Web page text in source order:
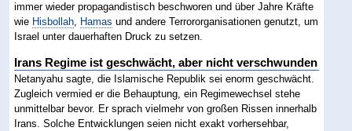
immer wieder propagandistisch beschworen und über Jahre Kräfte
wie Hisbollah Hamas und andere Terrororganisationen genutzt, um
Israel unter dauerhaften Druck zu setzen.
Irans Regime ist geschwächt, aber nicht verschwunden
Netanyahu sagte, die Islamische Republik sei enorm geschwächt.
Zugleich vermied er die Behauptung, ein Regimewechsel stehe
unmittelbar bevor. Er sprach vielmehr von großen Rissen innerhalb
Irans. Solche Entwicklungen seien nicht exakt vorhersehbar,